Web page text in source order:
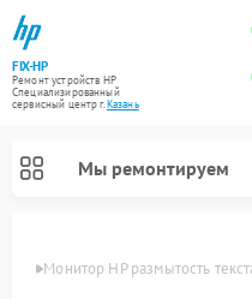
FIX-HP
Ремонт устройств HP
Специализированный
cервисный центр г.Казань
Мы ремонтируем
Монитор HP размытость